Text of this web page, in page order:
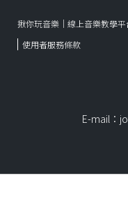
揪你玩音樂｜線上音樂教學平
使用者服務條款
E-mail：